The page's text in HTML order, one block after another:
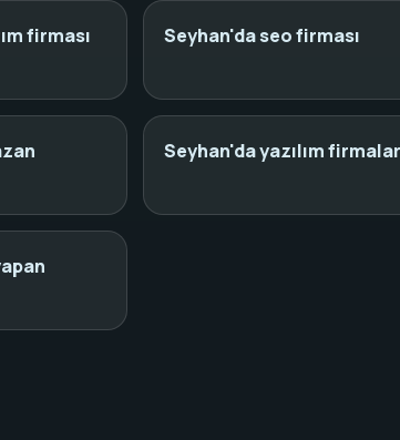
firması Seyhan'da seo firması
Seyhan'da yazılım